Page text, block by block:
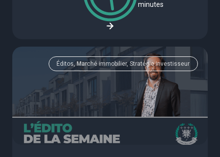
minutes
Éditos, Marché immobilier, Stratégie investisseur